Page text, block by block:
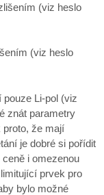
(viz heslo
(viz heslo
Li-pol (viz
znát parametry
proto, že mají
je dobré si pořídit
i omezenou
prvek pro
bylo možné